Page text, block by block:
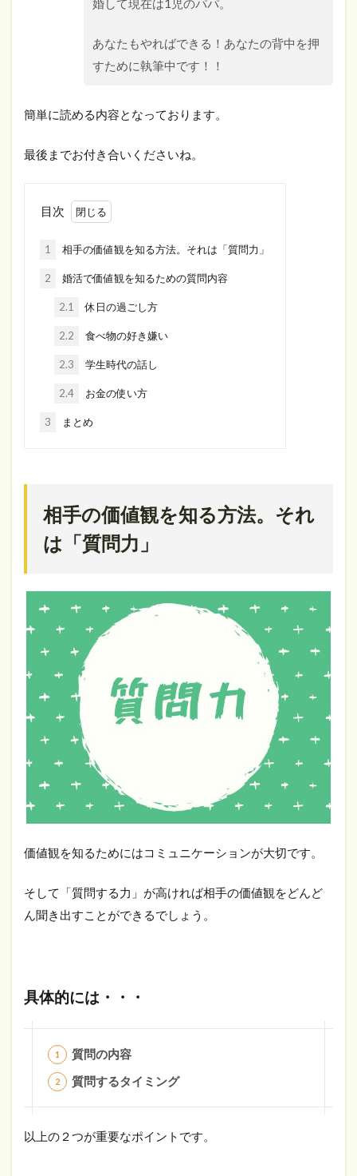
あなたもやればできる！あなたの背中を押
すために執筆中です！！
簡単に読める内容となっております。
最後までお付き合いくださいね。
目次
1 相手の価値観を知る方法。それは「質問力」
2 婚活で価値観を知るための質問内容
2.1 休日の過ごし方
2.2 食べ物の好き嫌い
2.3 学生時代の話し
2.4 お金の使い方
3 まとめ
相手の価値観を知る方法。それ
は「質問力」
価値観を知るためにはコミュニケーションが大切です。
そして「質問する力」が高ければ相手の価値観をどんど
ん聞き出すことができるでしょう。
具体的には・・・
質問の内容
質問するタイミング
以上の２つが重要なポイントです。